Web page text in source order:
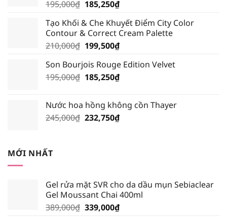
195,000₫ Giá
là:
195,000₫.
185,250₫Giá
tại
là:
185,250₫.
Tạo Khối & Che Khuyết Điểm City Color
Contour & Correct Cream Palette
210,000₫ Giá
là:
210,000₫.
199,500₫Giá
tại
là:
Son Bourjois Rouge Edition Velvet
195,000₫ Giá
195,000₫.
185,250₫Giá
là:
185,250₫.
Nước hoa hồng không cồn Thayer
245,000₫ Giá
232,750₫Giá
MỚI NHẤT
Gel rửa mặt SVR cho da dầu mụn Sebiaclear
Gel Moussant Chai 400ml
389,000₫ Giá
339,000₫Giá